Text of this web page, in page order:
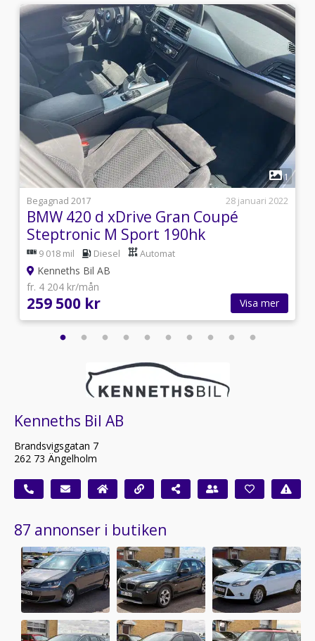
1
Begagnad 2017
28 januari 2022
BMW 420 d xDrive Gran Coupé
Steptronic M Sport 190hk
9 018 mil Diesel Automat
Kenneths Bil AB
fr. 4 204 kr/mån
259 500 kr Visa mer
Kenneths Bil AB
Brandsvigsgatan 7
262 73 Ängelholm
87 annonser i butiken